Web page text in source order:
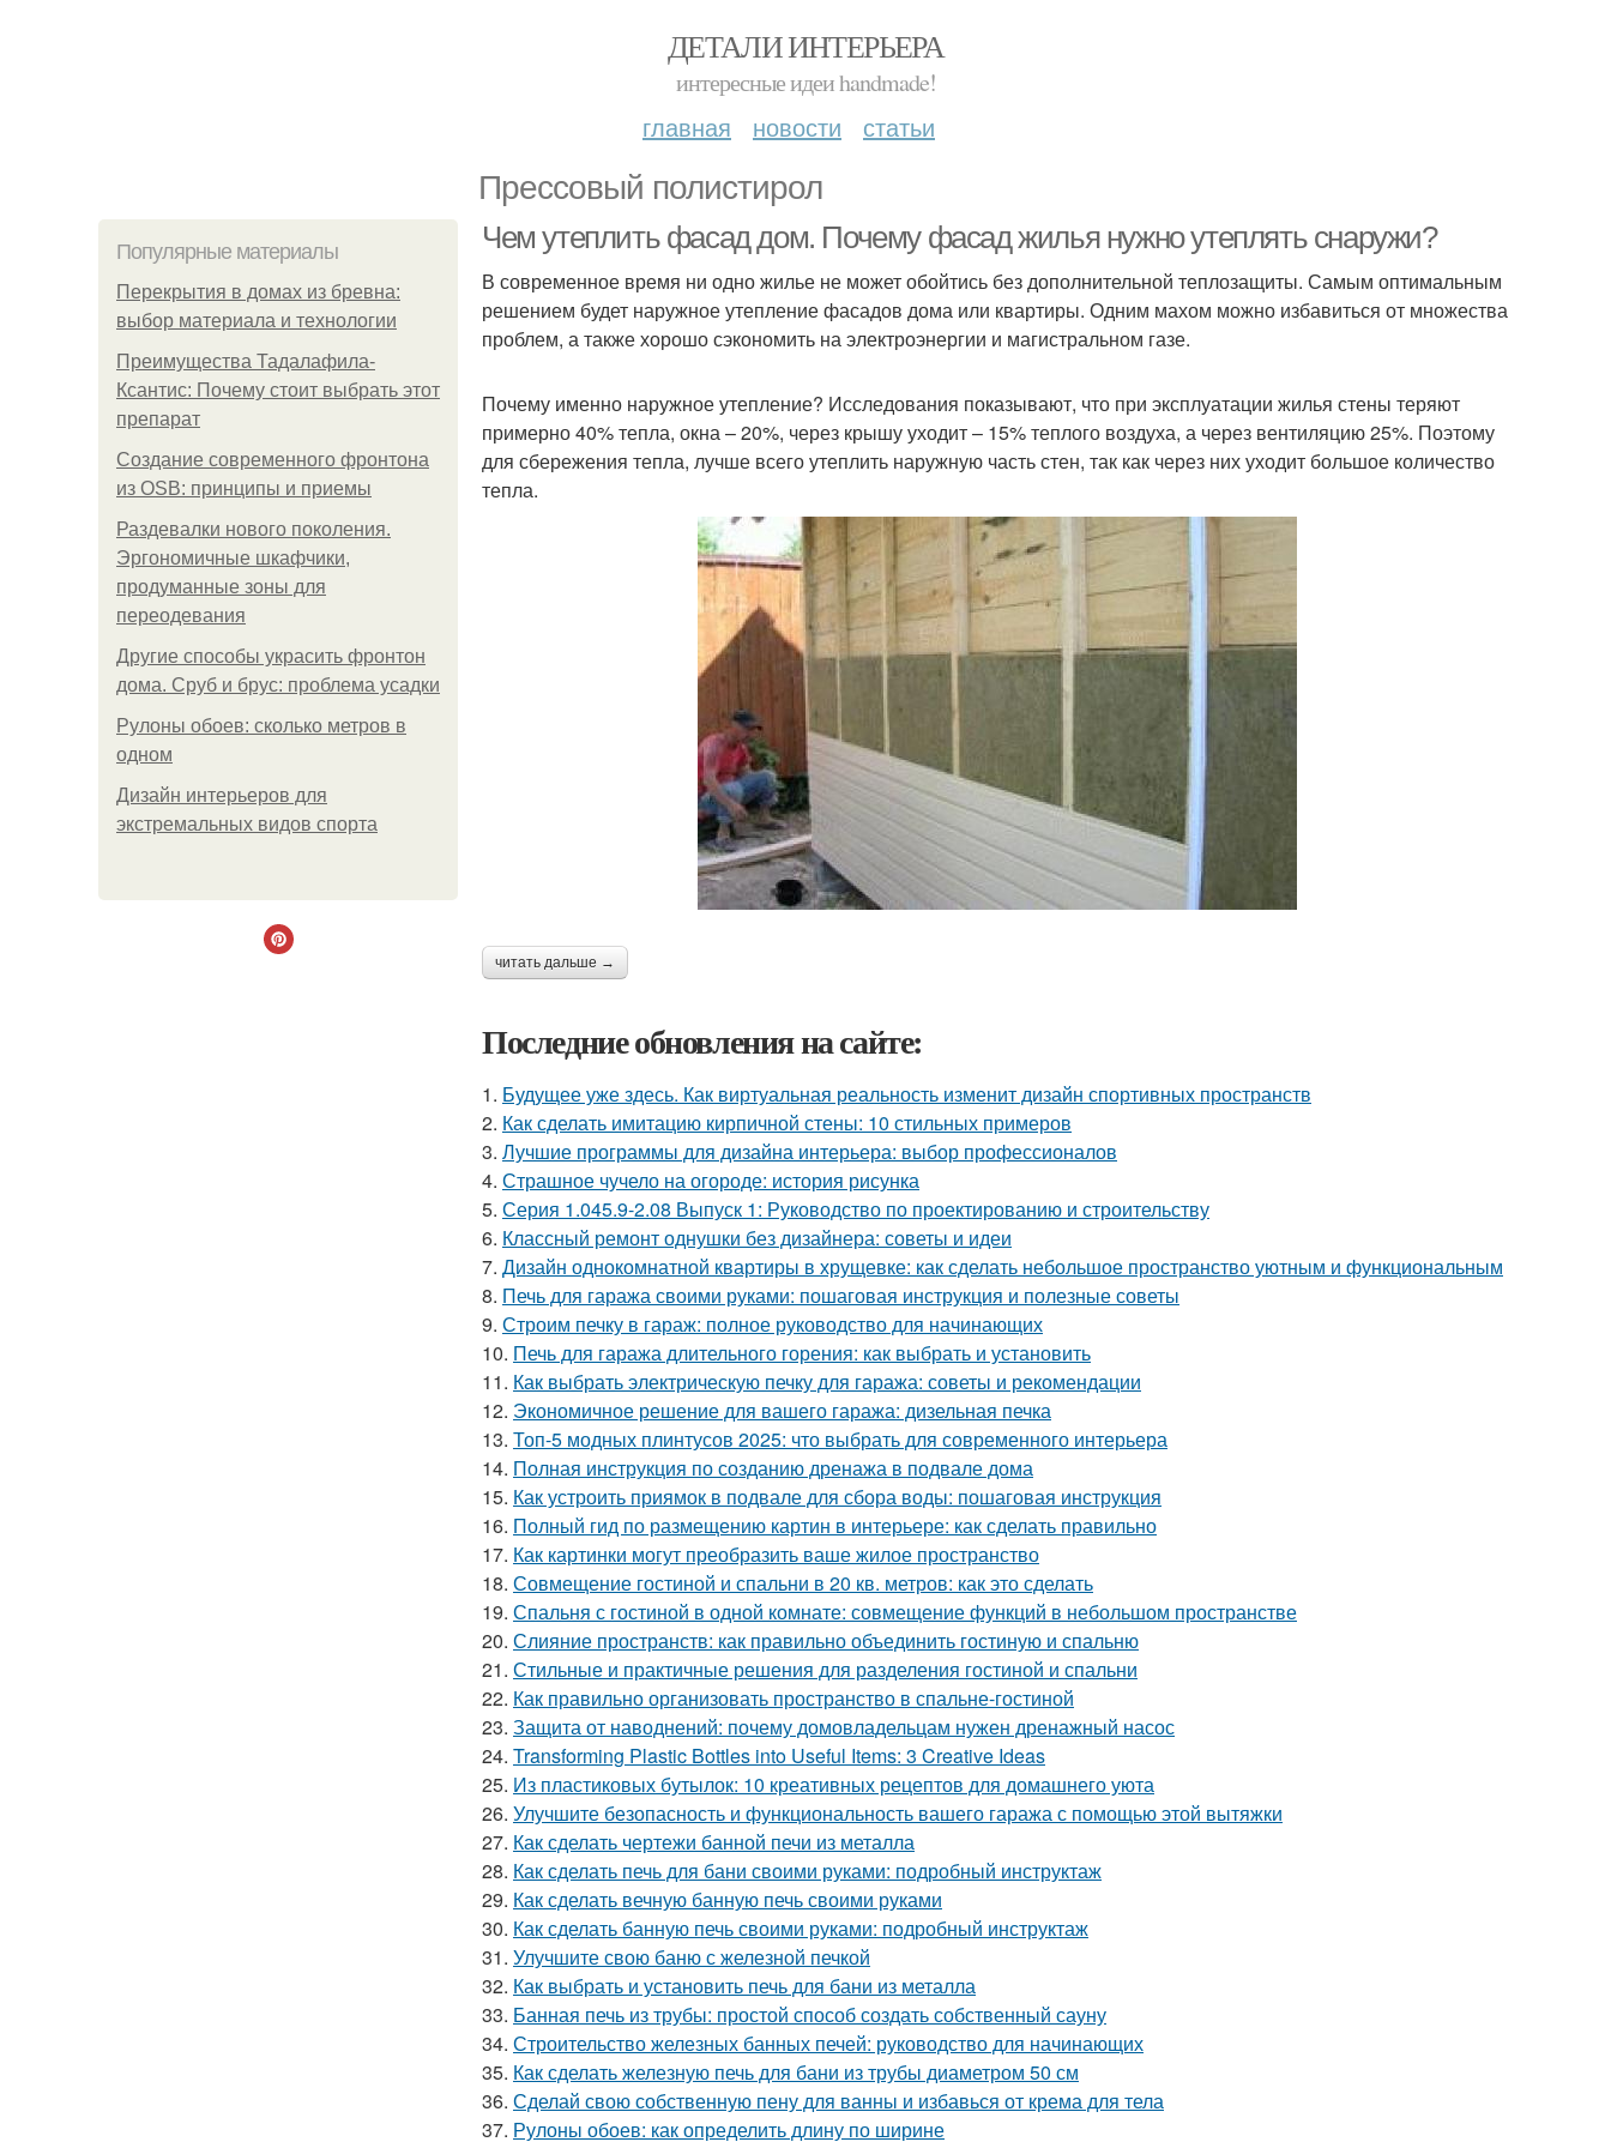
ДЕТАЛИ ИНТЕРЬЕРА
интересные идеи handmade!
главная новости статьи
Прессовый полистирол
Популярные материалы
Перекрытия в домах из бревна:
выбор материала и технологии
Преимущества Тадалафила-
Ксантис: Почему стоит выбрать этот
препарат
Создание современного фронтона
из OSB: принципы и приемы
Раздевалки нового поколения.
Эргономичные шкафчики,
продуманные зоны для
переодевания
Другие способы украсить фронтон
дома. Сруб и брус: проблема усадки
Рулоны обоев: сколько метров в
одном
Дизайн интерьеров для
экстремальных видов спорта
Чем утеплить фасад дом. Почему фасад жилья нужно утеплять снаружи?
В современное время ни одно жилье не может обойтись без дополнительной теплозащиты. Самым оптимальным
решением будет наружное утепление фасадов дома или квартиры. Одним махом можно избавиться от множества
проблем, а также хорошо сэкономить на электроэнергии и магистральном газе.
Почему именно наружное утепление? Исследования показывают, что при эксплуатации жилья стены теряют
примерно 40% тепла, окна – 20%, через крышу уходит – 15% теплого воздуха, а через вентиляцию 25%. Поэтому
для сбережения тепла, лучше всего утеплить наружную часть стен, так как через них уходит большое количество
тепла.
читать дальше →
Последние обновления на сайте:
1. Будущее уже здесь. Как виртуальная реальность изменит дизайн спортивных пространств
2. Как сделать имитацию кирпичной стены: 10 стильных примеров
3. Лучшие программы для дизайна интерьера: выбор профессионалов
4. Страшное чучело на огороде: история рисунка
5. Серия 1.045.9-2.08 Выпуск 1: Руководство по проектированию и строительству
6. Классный ремонт однушки без дизайнера: советы и идеи
7. Дизайн однокомнатной квартиры в хрущевке: как сделать небольшое пространство уютным и функциональным
8. Печь для гаража своими руками: пошаговая инструкция и полезные советы
9. Строим печку в гараж: полное руководство для начинающих
10. Печь для гаража длительного горения: как выбрать и установить
11. Как выбрать электрическую печку для гаража: советы и рекомендации
12. Экономичное решение для вашего гаража: дизельная печка
13. Топ-5 модных плинтусов 2025: что выбрать для современного интерьера
14. Полная инструкция по созданию дренажа в подвале дома
15. Как устроить приямок в подвале для сбора воды: пошаговая инструкция
16. Полный гид по размещению картин в интерьере: как сделать правильно
17. Как картинки могут преобразить ваше жилое пространство
18. Совмещение гостиной и спальни в 20 кв. метров: как это сделать
19. Спальня с гостиной в одной комнате: совмещение функций в небольшом пространстве
20. Слияние пространств: как правильно объединить гостиную и спальню
21. Стильные и практичные решения для разделения гостиной и спальни
22. Как правильно организовать пространство в спальне-гостиной
23. Защита от наводнений: почему домовладельцам нужен дренажный насос
24. Transforming Plastic Bottles into Useful Items: 3 Creative Ideas
25. Из пластиковых бутылок: 10 креативных рецептов для домашнего уюта
26. Улучшите безопасность и функциональность вашего гаража с помощью этой вытяжки
27. Как сделать чертежи банной печи из металла
28. Как сделать печь для бани своими руками: подробный инструктаж
29. Как сделать вечную банную печь своими руками
30. Как сделать банную печь своими руками: подробный инструктаж
31. Улучшите свою баню с железной печкой
32. Как выбрать и установить печь для бани из металла
33. Банная печь из трубы: простой способ создать собственный сауну
34. Строительство железных банных печей: руководство для начинающих
35. Как сделать железную печь для бани из трубы диаметром 50 см
36. Сделай свою собственную пену для ванны и избавься от крема для тела
37. Рулоны обоев: как определить длину по ширине